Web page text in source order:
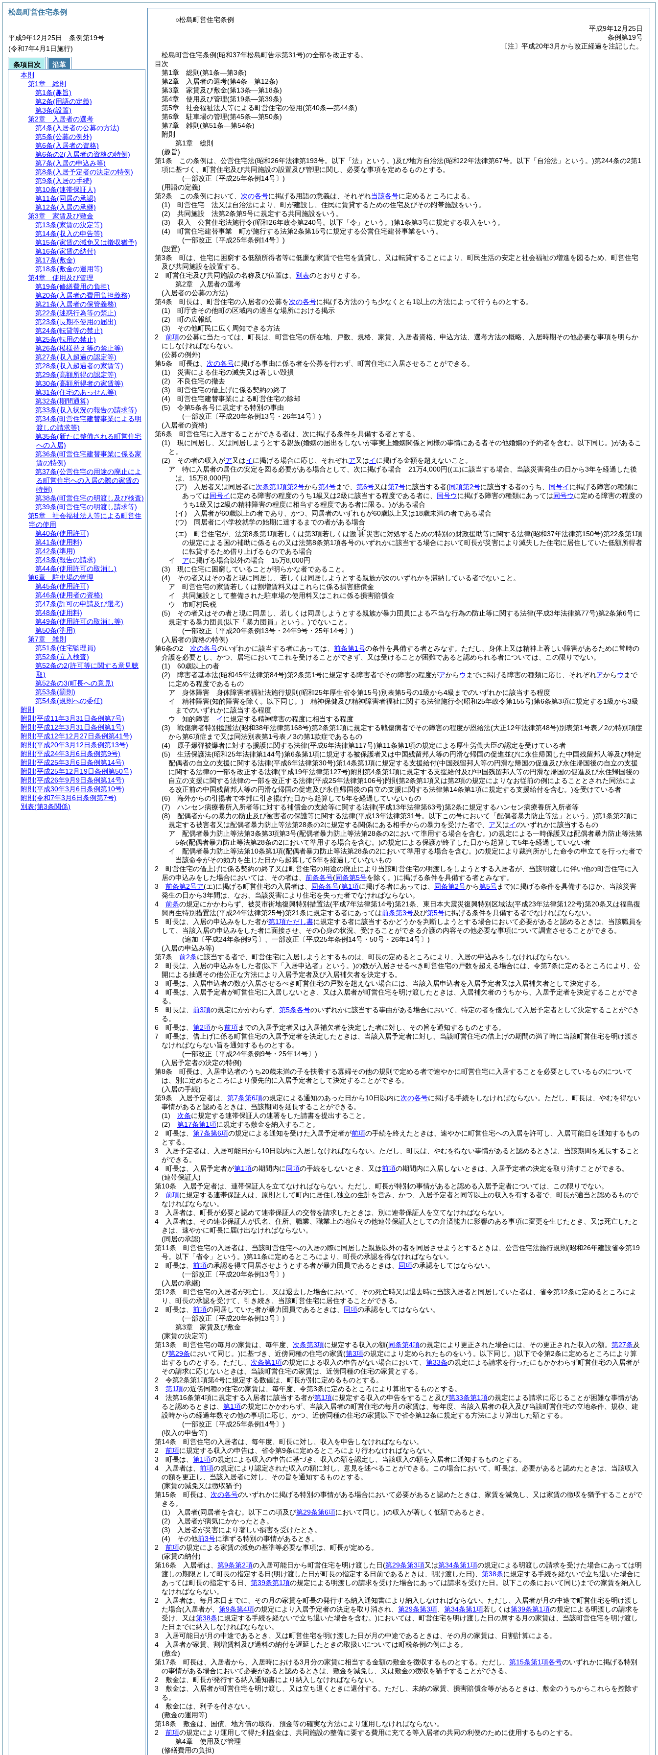
○松島町営住宅条例
平成9年12月25日
条例第19号
〔注〕平成20年3月から改正経過を注記した。
松島町営住宅条例(昭和37年松島町告示第31号)の全部を改正する。
目次
第1章
総則 (第1条―第3条)
第2章
入居者の選考(第4条―第12条)
第3章
家賃及び敷金(第13条―第18条)
第4章
使用及び管理(第19条―第39条)
第5章
社会福祉法人等による町営住宅の使用(第40条―第44条)
第6章
駐車場の管理(第45条―第50条)
第7章
雑則 (第51条―第54条)
附則
第1章
総則
(趣旨)
第1条
この条例は、公営住宅法(昭和26年法律第193号。以下「法」という。)及び地方自治法(昭和22年法律第67号。以下「自治法」という。)第244条の2第1
項に基づく、町営住宅及び共同施設の設置及び管理に関し、必要な事項を定めるものとする。
(一部改正〔平成25年条例14号〕)
(用語の定義)
第2条
この条例において、 次の各号に掲げる用語の意義は、それぞれ当該各号に定めるところによる。
(1)
町営住宅 法又は自治法により、町が建設し、住民に賃貸するための住宅及びその附帯施設をいう。
(2)
共同施設 法第2条第9号に規定する共同施設をいう。
(3)
収入 公営住宅法施行令(昭和26年政令第240号。以下「令」という。)第1条第3号に規定する収入をいう。
(4)
町営住宅建替事業 町が施行する法第2条第15号に規定する公営住宅建替事業をいう。
(一部改正〔平成25年条例14号〕)
(設置)
第3条
町は、住宅に困窮する低額所得者等に低廉な家賃で住宅を賃貸し、又は転貸することにより、町民生活の安定と社会福祉の増進を図るため、町営住宅
及び共同施設を設置する。
2
町営住宅及び共同施設の名称及び位置は、 別表のとおりとする。
第2章
入居者の選考
(入居者の公募の方法)
第4条
町長は、町営住宅の入居者の公募を次の各号に掲げる方法のうち少なくとも1以上の方法によって行うものとする。
(1)
町庁舎その他町の区域内の適当な場所における掲示
(2)
町の広報紙
(3)
その他町民に広く周知できる方法
2
前項の公募に当たっては、町長は、町営住宅の所在地、戸数、規格、家賃、入居者資格、申込方法、選考方法の概略、入居時期その他必要な事項を明らか
にしなければならない。
(公募の例外)
第5条
町長は、 次の各号に掲げる事由に係る者を公募を行わず、町営住宅に入居させることができる。
(1)
災害による住宅の滅失又は著しい毀損
(2)
不良住宅の撤去
(3)
町営住宅の借上げに係る契約の終了
(4)
町営住宅建替事業による町営住宅の除却
(5)
令第5条各号に規定する特別の事由
(一部改正〔平成20年条例13号・26年14号〕)
(入居者の資格)
第6条
町営住宅に入居することができる者は、次に掲げる条件を具備する者とする。
(1)
現に同居し、又は同居しようとする親族(婚姻の届出をしないが事実上婚姻関係と同様の事情にある者その他婚姻の予約者を含む。以下同じ。)があるこ
と。
(2)
その者の収入がア又はイに掲げる場合に応じ、それぞれア又はイに掲げる金額を超えないこと。
ア
特に入居者の居住の安定を図る必要がある場合として、次に掲げる場合 21万4,000円((エ)に該当する場合、当該災害発生の日から3年を経過した後
は、15万8,000円)
(ア)
入居者又は同居者に次条第1項第2号から第4号まで、第6号又は第7号に該当する者(同項第2号に該当する者のうち、 同号イに掲げる障害の種類に
あっては同号イに定める障害の程度のうち1級又は2級に該当する程度である者に、 同号ウに掲げる障害の種類にあっては同号ウに定める障害の程度の
うち1級又は2級の精神障害の程度に相当する程度である者に限る。)がある場合
(イ)
入居者が60歳以上の者であり、かつ、同居者のいずれもが60歳以上又は18歳未満の者である場合
(ウ)
同居者に小学校就学の始期に達するまでの者がある場合
(エ)
町営住宅が、法第8条第1項若しくは第3項若しくは激 甚
じん
災害に対処するための特別の財政援助等に関する法律(昭和37年法律第150号)第22条第1項
の規定による国の補助に係るもの又は法第8条第1項各号のいずれかに該当する場合において町長が災害により滅失した住宅に居住していた低額所得者
に転貸するため借り上げるものである場合
イ
アに掲げる場合以外の場合 15万8,000円
(3)
現に住宅に困窮していることが明らかな者であること。
(4)
その者又はその者と現に同居し、若しくは同居しようとする親族が次のいずれかを滞納している者でないこと。
ア
町営住宅の家賃若しくは割増賃料又はこれらに係る損害賠償金
イ
共同施設として整備された駐車場の使用料又はこれに係る損害賠償金
ウ
市町村民税
(5)
その者又はその者と現に同居し、若しくは同居しようとする親族が暴力団員による不当な行為の防止等に関する法律(平成3年法律第77号)第2条第6号に
規定する暴力団員(以下「暴力団員」という。)でないこと。
(一部改正〔平成20年条例13号・24年9号・25年14号〕)
(入居者の資格の特例)
第6条の2
次の各号のいずれかに該当する者にあっては、 前条第1号の条件を具備する者とみなす。 ただし、身体上又は精神上著しい障害があるために常時の
介護を必要とし、かつ、居宅においてこれを受けることができず、又は受けることが困難であると認められる者については、この限りでない。
(1)
60歳以上の者
(2)
障害者基本法(昭和45年法律第84号)第2条第1号に規定する障害者でその障害の程度がアからウ までに掲げる障害の種類に応じ、それぞれアからウ まで
に定める程度であるもの
ア
身体障害 身体障害者福祉法施行規則 (昭和25年厚生省令第15号)別表第5号の1級から4級までのいずれかに該当する程度
イ
精神障害(知的障害を除く。以下同じ。) 精神保健及び精神障害者福祉に関する法律施行令(昭和25年政令第155号)第6条第3項に規定する1級から3級
までのいずれかに該当する程度
ウ
知的障害 イに規定する精神障害の程度に相当する程度
(3)
戦傷病者特別援護法(昭和38年法律第168号)第2条第1項に規定する戦傷病者でその障害の程度が恩給法(大正12年法律第48号)別表第1号表ノ2の特別項症
から第6項症まで又は同法別表第1号表ノ3の第1款症であるもの
(4)
原子爆弾被爆者に対する援護に関する法律(平成6年法律第117号)第11条第1項の規定による厚生労働大臣の認定を受けている者
(5)
生活保護法(昭和25年法律第144号)第6条第1項に規定する被保護者又は中国残留邦人等の円滑な帰国の促進並びに永住帰国した中国残留邦人等及び特定
配偶者の自立の支援に関する法律(平成6年法律第30号)第14条第1項に規定する支援給付(中国残留邦人等の円滑な帰国の促進及び永住帰国後の自立の支援
に関する法律の一部を改正する法律(平成19年法律第127号)附則第4条第1項に規定する支援給付及び中国残留邦人等の円滑な帰国の促進及び永住帰国後の
自立の支援に関する法律の一部を改正する法律(平成25年法律第106号)附則第2条第1項又は第2項の規定によりなお従前の例によることとされた同法によ
る改正前の中国残留邦人等の円滑な帰国の促進及び永住帰国後の自立の支援に関する法律第14条第1項に規定する支援給付を含む。)を受けている者
(6)
海外からの引揚者で本邦に引き揚げた日から起算して5年を経過していないもの
(7)
ハンセン病療養所入所者等に対する補償金の支給等に関する法律(平成13年法律第63号)第2条に規定するハンセン病療養所入所者等
(8)
配偶者からの暴力の防止及び被害者の保護等に関する法律(平成13年法律第31号。以下この号において「配偶者暴力防止等法」という。)第1条第2項に
規定する被害者又は配偶者暴力防止等法第28条の2に規定する関係にある相手からの暴力を受けた者で、 ア又はイのいずれかに該当するもの
ア
配偶者暴力防止等法第3条第3項第3号(配偶者暴力防止等法第28条の2において準用する場合を含む。)の規定による一時保護又は配偶者暴力防止等法第
5条(配偶者暴力防止等法第28条の2において準用する場合を含む。)の規定による保護が終了した日から起算して5年を経過していない者
イ
配偶者暴力防止等法第10条第1項(配偶者暴力防止等法第28条の2において準用する場合を含む。)の規定により裁判所がした命令の申立てを行った者で
当該命令がその効力を生じた日から起算して5年を経過していないもの
2
町営住宅の借上げに係る契約の終了又は町営住宅の用途の廃止により当該町営住宅の明渡しをしようとする入居者が、当該明渡しに伴い他の町営住宅に入
居の申込みをした場合においては、その者は、 前条各号(同条第5号を除く。)に掲げる条件を具備する者とみなす。
3
前条第2号ア(エ)に掲げる町営住宅の入居者は、 同条各号(第1項に掲げる者にあっては、 同条第2号から第5号まで)に掲げる条件を具備するほか、当該災害
発生の日から3年間は、なお、当該災害により住宅を失った者でなければならない。
4
前条の規定にかかわらず、被災市街地復興特別措置法(平成7年法律第14号)第21条、東日本大震災復興特別区域法(平成23年法律第122号)第20条又は福島復
興再生特別措置法(平成24年法律第25号)第21条に規定する者にあっては前条第3号及び第5号に掲げる条件を具備する者でなければならない。
5
町長は、入居の申込みをした者が第1項ただし書に規定する者に該当するかどうかを判断しようとする場合において必要があると認めるときは、当該職員を
して、当該入居の申込みをした者に面接させ、その心身の状況、受けることができる介護の内容その他必要な事項について調査させることができる。
(追加〔平成24年条例9号〕、一部改正〔平成25年条例14号・50号・26年14号〕)
(入居の申込み等)
第7条
前2条に該当する者で、町営住宅に入居しようとするものは、町長の定めるところにより、入居の申込みをしなければならない。
2
町長は、入居の申込みをした者(以下「入居申込者」という。)の数が入居させるべき町営住宅の戸数を超える場合には、令第7条に定めるところにより、公
開による抽選その他公正な方法により入居予定者及び入居補欠者を決定する。
3
町長は、入居申込者の数が入居させるべき町営住宅の戸数を超えない場合には、当該入居申込者を入居予定者又は入居補欠者として決定する。
4
町長は、入居予定者が町営住宅に入居しないとき、又は入居者が町営住宅を明け渡したときは、入居補欠者のうちから、入居予定者を決定することができ
る。
5
町長は、 前3項の規定にかかわらず、 第5条各号のいずれかに該当する事由がある場合において、特定の者を優先して入居予定者として決定することができ
る。
6
町長は、 第2項から前項までの入居予定者又は入居補欠者を決定した者に対し、その旨を通知するものとする。
7
町長は、借上げに係る町営住宅の入居予定者を決定したときは、当該入居予定者に対し、当該町営住宅の借上げの期間の満了時に当該町営住宅を明け渡さ
なければならない旨を通知するものとする。
(一部改正〔平成24年条例9号・25年14号〕)
(入居予定者の決定の特例)
第8条
町長は、入居申込者のうち20歳未満の子を扶養する寡婦その他の規則で定める者で速やかに町営住宅に入居することを必要としているものについて
は、別に定めるところにより優先的に入居予定者として決定することができる。
(入居の手続)
第9条
入居予定者は、 第7条第6項の規定による通知のあった日から10日以内に次の各号に掲げる手続をしなければならない。 ただし、町長は、やむを得ない
事情があると認めるときは、当該期間を延長することができる。
(1)
次条に規定する連帯保証人の連署をした請書を提出すること。
(2)
第17条第1項に規定する敷金を納入すること。
2
町長は、 第7条第6項の規定による通知を受けた入居予定者が前項の手続を終えたときは、速やかに町営住宅への入居を許可し、入居可能日を通知するもの
とする。
3
入居予定者は、入居可能日から10日以内に入居しなければならない。 ただし、町長は、やむを得ない事情があると認めるときは、当該期間を延長すること
ができる。
4
町長は、入居予定者が第1項の期間内に同項の手続をしないとき、又は前項の期間内に入居しないときは、入居予定者の決定を取り消すことができる。
(連帯保証人)
第10条
入居予定者は、連帯保証人を立てなければならない。 ただし、町長が特別の事情があると認める入居予定者については、この限りでない。
2
前項に規定する連帯保証人は、原則として町内に居住し独立の生計を営み、かつ、入居予定者と同等以上の収入を有する者で、町長が適当と認めるもので
なければならない。
3
入居者は、町長が必要と認めて連帯保証人の交替を請求したときは、別に連帯保証人を立てなければならない。
4
入居者は、その連帯保証人が氏名、住所、職業、職業上の地位その他連帯保証人としての弁済能力に影響のある事項に変更を生じたとき、又は死亡したと
きは、速やかに町長に届け出なければならない。
(同居の承認)
第11条
町営住宅の入居者は、当該町営住宅への入居の際に同居した親族以外の者を同居させようとするときは、公営住宅法施行規則 (昭和26年建設省令第19
号。以下「省令」という。)第11条に定めるところにより、町長の承認を得なければならない。
2
町長は、 前項の承認を得て同居させようとする者が暴力団員であるときは、 同項の承認をしてはならない。
(一部改正〔平成20年条例13号〕)
(入居の承継)
第12条
町営住宅の入居者が死亡し、又は退去した場合において、その死亡時又は退去時に当該入居者と同居していた者は、省令第12条に定めるところによ
り、町長の承認を受けて、引き続き、当該町営住宅に居住することができる。
2
町長は、 前項の同居していた者が暴力団員であるときは、 同項の承認をしてはならない。
(一部改正〔平成20年条例13号〕)
第3章
家賃及び敷金
(家賃の決定等)
第13条
町営住宅の毎月の家賃は、毎年度、 次条第3項に規定する収入の額(同条第4項の規定により更正された場合には、その更正された収入の額。 第27条及
び第29条において同じ。)に基づき、近傍同種の住宅の家賃(第3項の規定により定められたものをいう。以下同じ。)以下で令第2条に定めるところにより算
出するものとする。 ただし、 次条第1項の規定による収入の申告がない場合において、 第33条の規定による請求を行ったにもかかわらず町営住宅の入居者が
その請求に応じないときは、当該町営住宅の家賃は、近傍同種の住宅の家賃とする。
2
令第2条第1項第4号に規定する数値は、町長が別に定めるものとする。
3
第1項の近傍同種の住宅の家賃は、毎年度、令第3条に定めるところにより算出するものとする。
4
法第16条第4項に規定する入居者に該当する者が第1項に規定する収入の申告をすること及び第33条第1項の規定による請求に応じることが困難な事情があ
ると認めるときは、 第1項の規定にかかわらず、当該入居者の町営住宅の毎月の家賃は、毎年度、当該入居者の収入及び当該町営住宅の立地条件、規模、建
設時からの経過年数その他の事項に応じ、かつ、近傍同種の住宅の家賃以下で省令第12条に規定する方法により算出した額とする。
(一部改正〔平成25年条例14号〕)
(収入の申告等)
第14条
町営住宅の入居者は、毎年度、町長に対し、収入を申告しなければならない。
2
前項に規定する収入の申告は、省令第9条に定めるところにより行わなければならない。
3
町長は、 第1項の規定による収入の申告に基づき、収入の額を認定し、当該収入の額を入居者に通知するものとする。
4
入居者は、 前項の規定により認定された収入の額に対し、意見を述べることができる。
この場合において、町長は、必要があると認めたときは、当該収入
の額を更正し、当該入居者に対し、その旨を通知するものとする。
(家賃の減免又は徴収猶予)
第15条
町長は、 次の各号のいずれかに掲げる特別の事情がある場合において必要があると認めたときは、家賃を減免し、又は家賃の徴収を猶予することがで
きる。
(1)
入居者(同居者を含む。以下この項及び第29条第6項において同じ。)の収入が著しく低額であるとき。
(2)
入居者が病気にかかったとき。
(3)
入居者が災害により著しい損害を受けたとき。
(4)
その他前3号に準ずる特別の事情があるとき。
2
前項の規定による家賃の減免の基準等必要な事項は、町長が定める。
(家賃の納付)
第16条
入居者は、 第9条第2項の入居可能日から町営住宅を明け渡した日(第29条第3項又は第34条第1項の規定による明渡しの請求を受けた場合にあっては明
渡しの期限として町長の指定する日(明け渡した日が町長の指定する日前であるときは、明け渡した日) 第38条に規定する手続を経ないで立ち退いた場合に
あっては町長の指定する日、 第39条第1項の規定による明渡しの請求を受けた場合にあっては請求を受けた日。以下この条において同じ) までの家賃を納入し
なければならない。
2
入居者は、毎月末日までに、その月の家賃を町長の発行する納入通知書により納入しなければならない。 ただし、入居者が月の中途で町営住宅を明け渡し
た場合(入居者が、 第9条第4項の規定により入居予定者の決定を取り消され、 第29条第3項 第34条第1項若しくは第39条第1項の規定による明渡しの請求を
受け、又は第38条に規定する手続を経ないで立ち退いた場合を含む。)においては、町営住宅を明け渡した日の属する月の家賃は、当該町営住宅を明け渡し
た日までに納入しなければならない。
3
入居可能日が月の中途であるとき、又は町営住宅を明け渡した日が月の中途であるときは、その月の家賃は、日割計算による。
4
入居者が家賃、割増賃料及び過料の納付を遅延したときの取扱いについては町税条例の例による。
(敷金)
第17条
町長は、入居者から、入居時における3月分の家賃に相当する金額の敷金を徴収するものとする。 ただし、 第15条第1項各号のいずれかに掲げる特別
の事情がある場合において必要があると認めるときは、敷金を減免し、又は敷金の徴収を猶予することができる。
2
敷金は、町長が発行する納入通知書により納入しなければならない。
3
敷金は、入居者が町営住宅を明け渡し、又は立ち退くときに還付する。 ただし、未納の家賃、損害賠償金等があるときは、敷金のうちからこれらを控除す
る。
4
敷金には、利子を付さない。
(敷金の運用等)
第18条
敷金は、国債、地方債の取得、預金等の確実な方法により運用しなければならない。
2
前項の規定により運用して得た利益金は、共同施設の整備に要する費用に充てる等入居者の共同の利便のために使用するものとする。
第4章
使用及び管理
(修繕費用の負担)
松島町営住宅条例
平成9年12月25日 条例第19号
(令和7年4月1日施行)
条項目次
沿革
本則
第1章
総則
第1条(趣旨)
第2条(用語の定義)
第3条(設置)
第2章
入居者の選考
第4条(入居者の公募の方法)
第5条(公募の例外)
第6条(入居者の資格)
第6条の2(入居者の資格の特例)
第7条(入居の申込み等)
第8条(入居予定者の決定の特例)
第9条(入居の手続)
第10条(連帯保証人)
第11条(同居の承認)
第12条(入居の承継)
第3章
家賃及び敷金
第13条(家賃の決定等)
第14条(収入の申告等)
第15条(家賃の減免又は徴収猶予)
第16条(家賃の納付)
第17条(敷金)
第18条(敷金の運用等)
第4章
使用及び管理
第19条(修繕費用の負担)
第20条(入居者の費用負担義務)
第21条(入居者の保管義務)
第22条(迷惑行為等の禁止)
第23条(長期不使用の届出)
第24条(転貸等の禁止)
第25条(転用の禁止)
第26条(模様替え等の禁止等)
第27条(収入超過の認定等)
第28条(収入超過者の家賃等)
第29条(高額所得の認定等)
第30条(高額所得者の家賃等)
第31条(住宅のあっせん等)
第32条(期間通算)
第33条(収入状況の報告の請求等)
第34条(町営住宅建替事業による明
渡しの請求等)
第35条(新たに整備される町営住宅
への入居)
第36条(町営住宅建替事業に係る家
賃の特例)
第37条(公営住宅の用途の廃止によ
る町営住宅への入居の際の家賃の
特例)
第38条(町営住宅の明渡し及び検査)
第39条(町営住宅の明渡し請求等)
第5章
社会福祉法人等による町営住
宅の使用
第40条(使用許可)
第41条(使用料)
第42条(準用)
第43条(報告の請求)
第44条(使用許可の取消し)
第6章
駐車場の管理
第45条(使用許可)
第46条(使用者の資格)
第47条(許可の申請及び選考)
第48条(使用料)
第49条(使用許可の取消し等)
第50条(準用)
第7章
雑則
第51条(住宅監理員)
第52条(立入検査)
第52条の2(許可等に関する意見聴
取)
第52条の3(町長への意見)
第53条(罰則)
第54条(規則への委任)
附則
附則 (平成11年3月31日条例第7号)
附則 (平成12年3月31日条例第1号)
附則 (平成12年12月27日条例第41号)
附則 (平成20年3月12日条例第13号)
附則 (平成24年3月6日条例第9号)
附則 (平成25年3月6日条例第14号)
附則 (平成25年12月19日条例第50号)
附則 (平成26年9月9日条例第14号)
附則 (平成30年3月6日条例第10号)
附則 (令和7年3月6日条例第7号)
別表(第3条関係)